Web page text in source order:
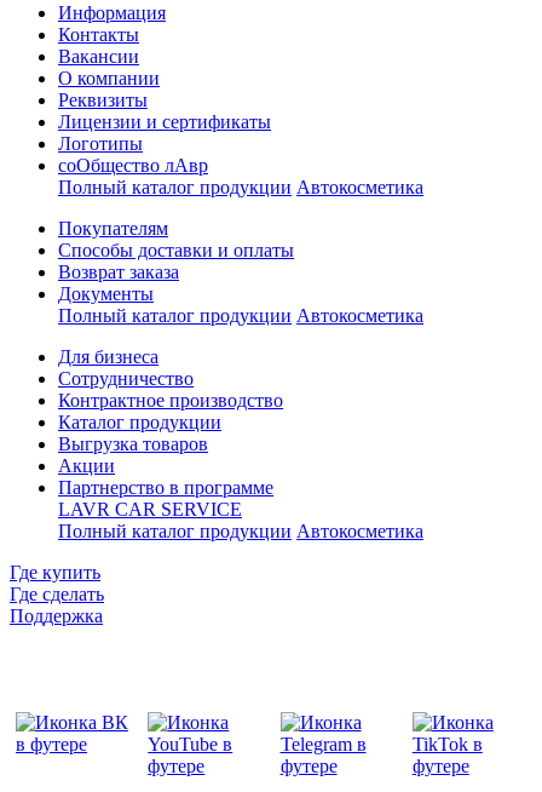
Информация
Контакты
Вакансии
О компании
Реквизиты
Лицензии и сертификаты
Логотипы
соОбщество лАвр
Полный каталог продукции Автокосметика
Покупателям
Способы доставки и оплаты
Возврат заказа
Документы
Полный каталог продукции Автокосметика
Для бизнеса
Сотрудничество
Контрактное производcтво
Каталог продукции
Выгрузка товаров
Акции
Партнерство в программе
LAVR CAR SERVICE
Полный каталог продукции Автокосметика
Где купить
Где сделать
Поддержка